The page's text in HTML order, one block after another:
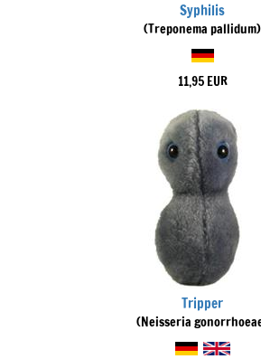
Syphilis
(Treponema pallidum)
11,95 EUR
Tripper
(Neisseria